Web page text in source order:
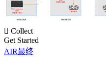
 Collect
Get Started
AIR最终